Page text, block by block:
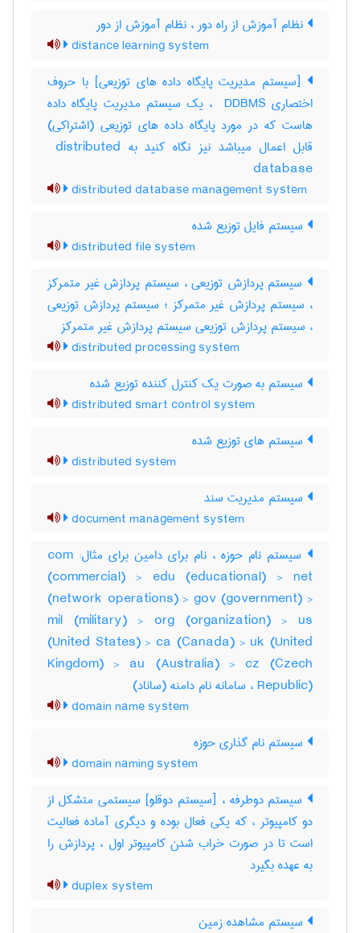
نظام آموزش از راه دور ، نظام آموزش از دور
distance learning system
[سیستم مدیریت پایگاه داده های توزیعی] با حروف
اختصاری ‎ DDBMS ، یک سیستم مدیریت پایگاه داده
هاست که در مورد پایگاه داده های توزیعی (اشتراکی)
قابل اعمال میباشد نیز نگاه کنید به ‎ distributed
database
distributed database management system
سیستم فایل توزیع شده
distributed file system
سیستم پردازش توزیعی ، سیستم پردازش غیر متمرکز
، سیستم پردازش غیر متمرکز ؛ سیستم پردازش توزیعی
، سیستم پردازش توزیعی سیستم پردازش غیر متمرکز
distributed processing system
سیستم به صورت یک کنترل کننده توزیع شده
distributed smart control system
سیستم های توزیع شده
distributed system
سیستم مدیریت سند
document management system
سیستم نام حوزه ، نام برای دامین برای مثال: com
(commercial) > edu (educational) > net
(network operations) > gov (government) >
mil (military) > org (organization) > us
(United States) > ca (Canada) > uk (United
Kingdom) > au (Australia) > cz (Czech
Republic) ، سامانه نام دامنه (ساناد)
domain name system
سیستم نام گذاری حوزه
domain naming system
سیستم دوطرفه ، [سیستم دوقلو] سیستمی متشکل از
دو کامپیوتر ، که یکی فعال بوده و دیگری آماده فعالیت
است تا در صورت خراب شدن کامپیوتر اول ، پردازش را
به عهده بگیرد
duplex system
سیستم مشاهده زمین